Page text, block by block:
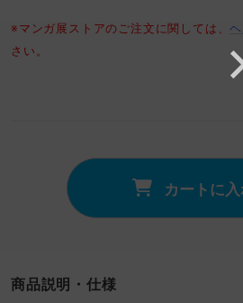
※マンガ展ストアのご注文に関しては、
さい。
カートに
商品説明・仕様